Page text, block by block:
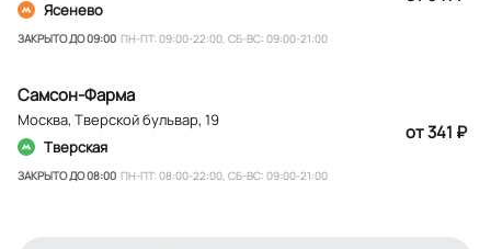
Ясенево
ЗАКРЫТО ДО 09:00 ПН-ПТ: 09:00-22:00, СБ-ВС: 09:00-21:00
Самсон-Фарма
Москва, Тверской бульвар, 19
Тверская
ЗАКРЫТО ДО 08:00 ПН-ПТ: 08:00-22:00, СБ-ВС: 09:00-21:00
от 341 ₽